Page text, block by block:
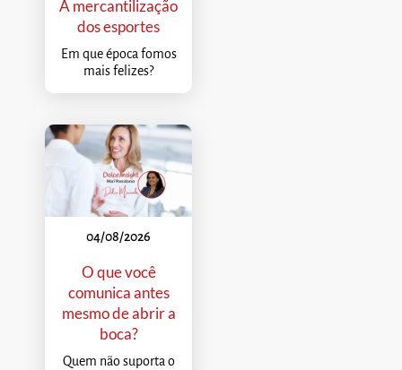
A mercantilização
dos esportes
Em que época fomos
mais felizes?
04/08/2026
O que você
comunica antes
mesmo de abrir a
boca?
Quem não suporta o